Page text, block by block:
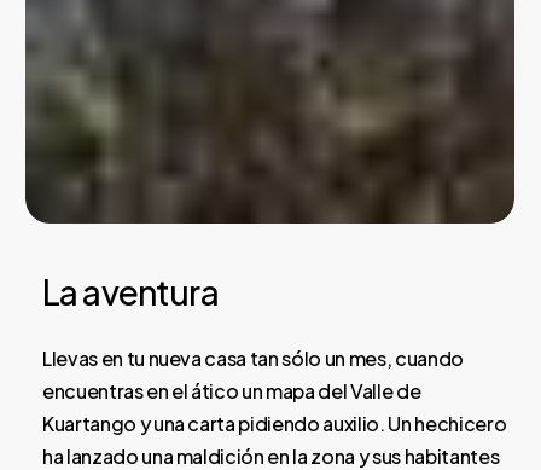
La aventura
Llevas en tu nueva casa tan sólo un mes, cuando
encuentras en el ático un mapa del Valle de
Kuartango y una carta pidiendo auxilio. Un hechicero
ha lanzado una maldición en la zona y sus habitantes